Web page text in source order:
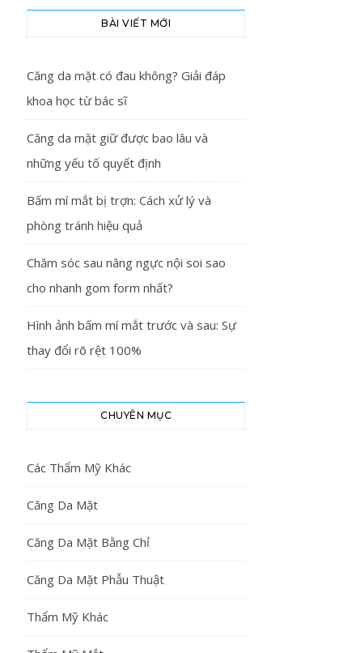
BÀI VIẾT MỚI
Căng da mặt có đau không? Giải đáp
khoa học từ bác sĩ
Căng da mặt giữ được bao lâu và
những yếu tố quyết định
Bấm mí mắt bị trợn: Cách xử lý và
phòng tránh hiệu quả
Chăm sóc sau nâng ngực nội soi sao
cho nhanh gom form nhất?
Hình ảnh bấm mí mắt trước và sau: Sự
thay đổi rõ rệt 100%
CHUYÊN MỤC
Các Thẩm Mỹ Khác
Căng Da Mặt
Căng Da Mặt Bằng Chỉ
Căng Da Mặt Phẫu Thuật
Thẩm Mỹ Khác